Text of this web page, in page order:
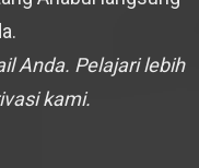
Anda. Pelajari lebih
kami.